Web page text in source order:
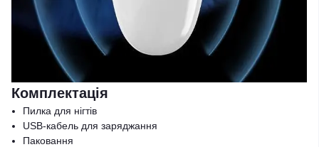
Комплектація
Пилка для нігтів
USB-кабель для заряджання
Паковання